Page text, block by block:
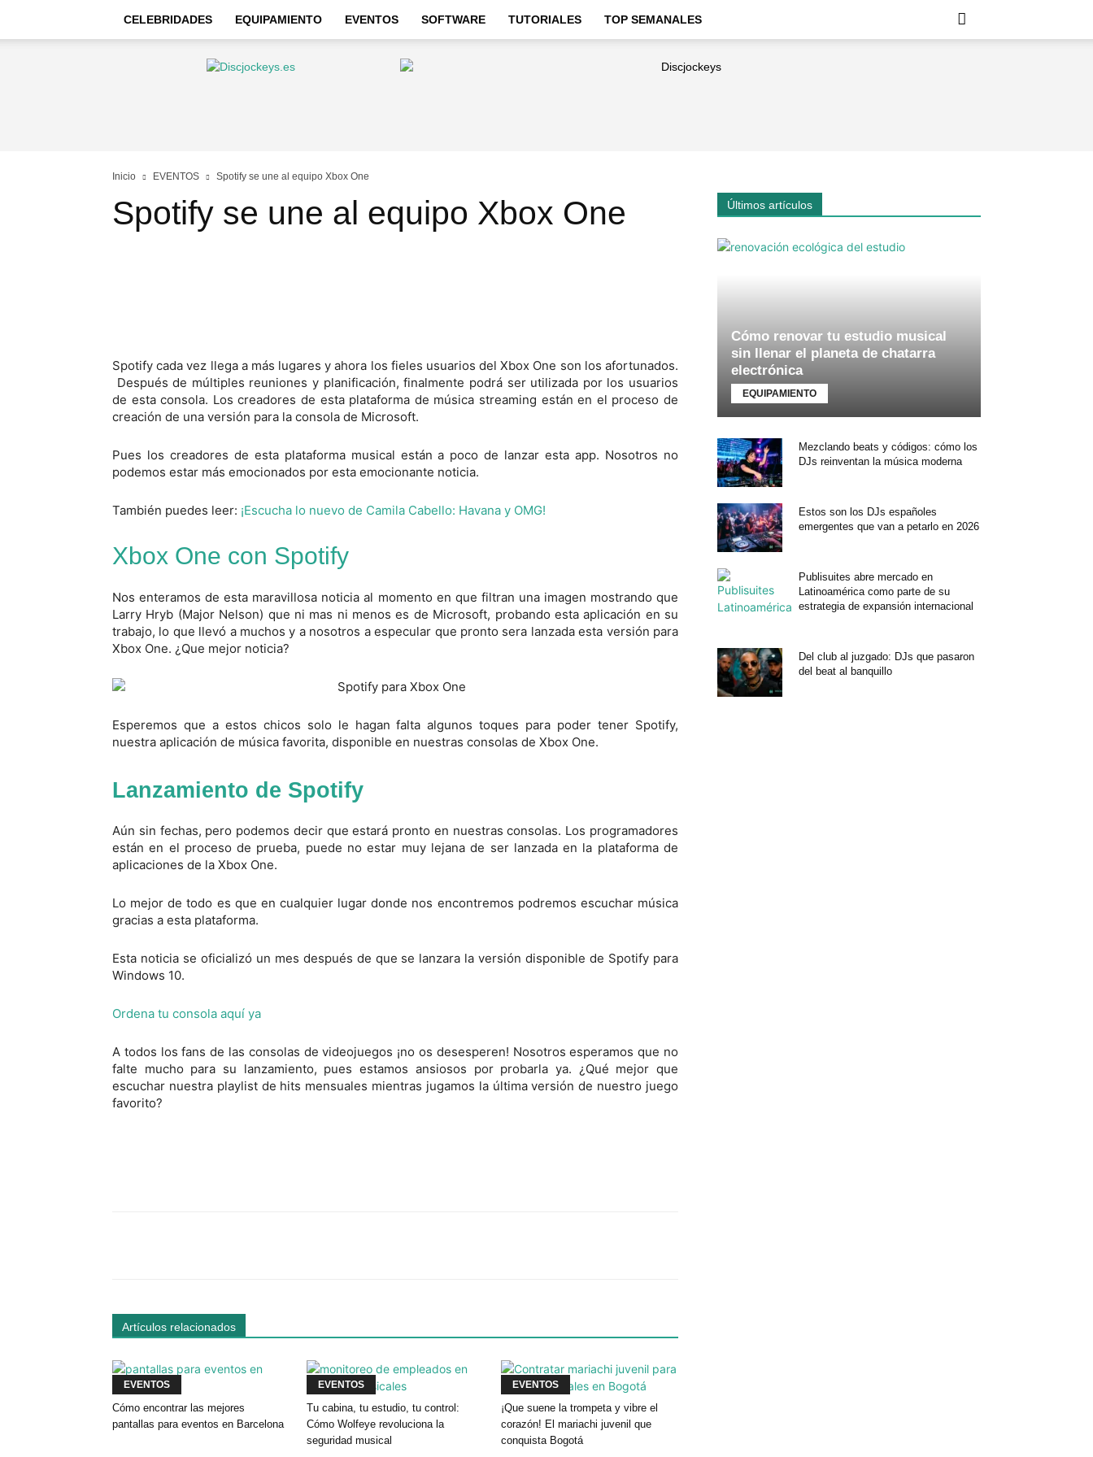
CELEBRIDADES EQUIPAMIENTO EVENTOS SOFTWARE TUTORIALES TOP SEMANALES
Discjockeys
Inicio EVENTOS Spotify se une al equipo Xbox One
Spotify se une al equipo Xbox One
Spotify cada vez llega a más lugares y ahora los fieles usuarios del Xbox One son los afortunados.
Después de múltiples reuniones y planificación, finalmente podráser utilizada por los usuarios
de esta consola. Los creadores de estaplataforma de música streaming están en el proceso de
creación de una versión para la consola de Microsoft.
Pues los creadores de esta plataforma musical están a poco de lanzar esta app. Nosotros no
podemos estar más emocionados por esta emocionante noticia.
También puedes leer: ¡Escucha lo nuevo de Camila Cabello: Havana y OMG!
Xbox One con Spotify
Nos enteramos de esta maravillosa noticia al momento en que filtran una imagen mostrando que
Larry Hryb (Major Nelson) que ni mas ni menos es de Microsoft, probando esta aplicación en su
trabajo, lo que llevó a muchos y a nosotros a especular que pronto sera lanzada esta versión para
Xbox One. ¿Que mejor noticia?
Esperemos que a estos chicos solo le hagan falta algunos toques para poder tener Spotify,
nuestra aplicación de música favorita, disponible en nuestras consolas de Xbox One.
Lanzamiento de Spotify
Aún sin fechas, pero podemos decir que estará pronto en nuestras consolas. Los programadores
están en el proceso de prueba, puede no estar muy lejana de ser lanzada en la plataforma de
aplicaciones de la Xbox One.
Lo mejor de todo es que en cualquier lugar donde nos encontremos podremos escuchar música
gracias a esta plataforma.
Esta noticia se oficializó un mes después de que se lanzara la versión disponible de Spotify para
Windows 10.
Ordena tu consola aquí ya
A todos los fans de las consolas de videojuegos ¡no os desesperen! Nosotros esperamos que no
falte mucho para su lanzamiento, pues estamos ansiosos por probarla ya. ¿Qué mejor que
escuchar nuestra playlist de hits mensuales mientras jugamos la última versión de nuestro juego
favorito?
Artículos relacionados
EVENTOS
Cómo encontrar las mejores
pantallas para eventos en Barcelona
EVENTOS
Tu cabina, tu estudio, tu control:
Cómo Wolfeye revoluciona la
seguridad musical
EVENTOS
¡Que suene la trompeta y vibre el
corazón! El mariachi juvenil que
conquista Bogotá
Últimos artículos
Cómo renovar tu estudio musical
sin llenar el planeta de chatarra
electrónica
EQUIPAMIENTO
Mezclando beats y códigos: cómo los
DJs reinventan la música moderna
Estos son los DJs españoles
emergentes que van a petarlo en 2026
Publisuites abre mercado en
Latinoamérica como parte de su
estrategia de expansión internacional
Del club al juzgado: DJs que pasaron
del beat al banquillo